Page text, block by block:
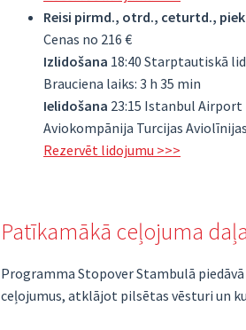
Reisi pirmd., otrd., ceturtd.,
Cenas no 216 €
Izlidošana 18:40 Starptautiskā
Brauciena laiks: 3 h 35 min
Ielidošana 23:15 Istanbul Airport
Aviokompānija Turcijas
Rezervēt lidojumu >>>
Patīkamākā ceļojuma
Programma Stopover Stambulā
ceļojumus, atklājot pilsētas vēsturi un